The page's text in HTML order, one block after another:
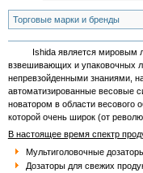
Торговые марки и бренды
Ishida является мировым
взвешивающих и упаковочных
непревзойденными знаниями,
автоматизированные весовые
новатором в области весового
которой очень широк (от
В настоящее время спектр
Мультиголовочные
Дозаторы для свежих